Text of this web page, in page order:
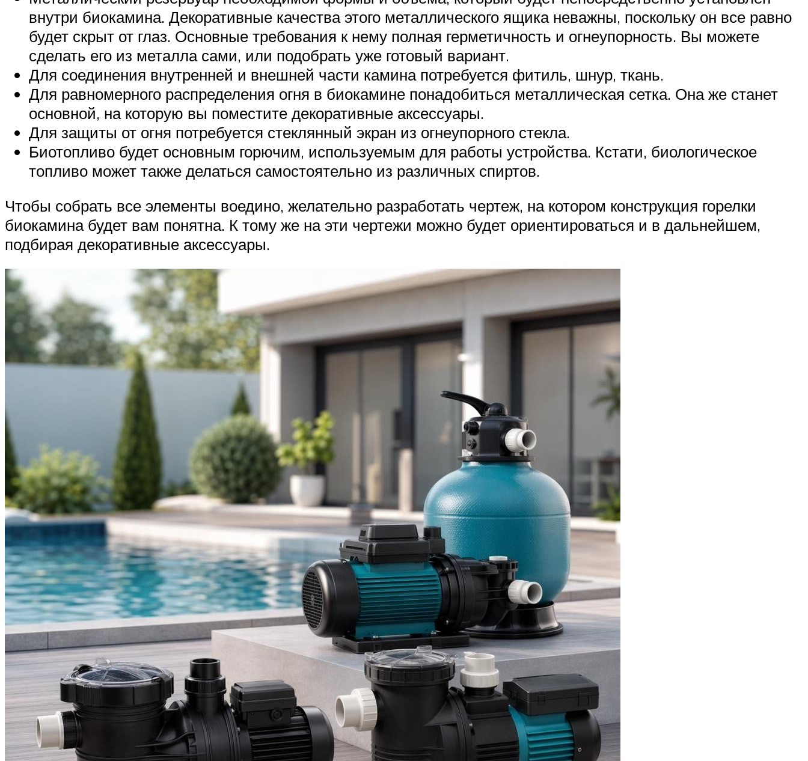
внутри биокамина. Декоративные качества этого металлического ящика неважны, поскольку он все равно
будет скрыт от глаз. Основные требования к нему полная герметичность и огнеупорность. Вы можете
сделать его из металла сами, или подобрать уже готовый вариант.
Для соединения внутренней и внешней части камина потребуется фитиль, шнур, ткань.
Для равномерного распределения огня в биокамине понадобиться металлическая сетка. Она же станет
основной, на которую вы поместите декоративные аксессуары.
Для защиты от огня потребуется стеклянный экран из огнеупорного стекла.
Биотопливо будет основным горючим, используемым для работы устройства. Кстати, биологическое
топливо может также делаться самостоятельно из различных спиртов.
Чтобы собрать все элементы воедино, желательно разработать чертеж, на котором конструкция горелки
биокамина будет вам понятна. К тому же на эти чертежи можно будет ориентироваться и в дальнейшем,
подбирая декоративные аксессуары.